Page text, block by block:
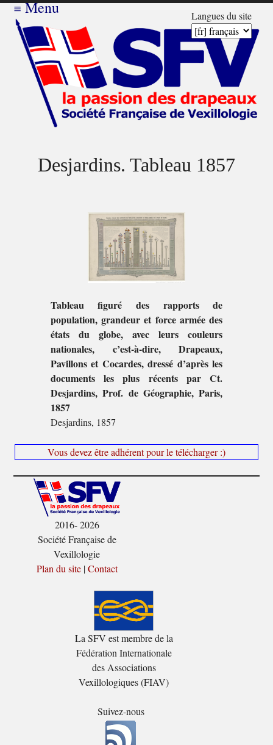
Langues du site
≡Menu
Desjardins. Tableau 1857
Tableau figuré des rapports de
population, grandeur et force armée des
états du globe, avec leurs couleurs
nationales, c’est-à-dire, Drapeaux,
Pavillons et Cocardes, dressé d’après les
documents les plus récents par Ct.
Desjardins, Prof. de Géographie, Paris,
1857
Desjardins, 1857
Vous devez être adhérent pour le télécharger :)
2016- 2026
Société Française de
Vexillologie
Plan du site|Contact
La SFV est membre de la
Fédération Internationale
des Associations
Vexillologiques (FIAV)
Suivez-nous